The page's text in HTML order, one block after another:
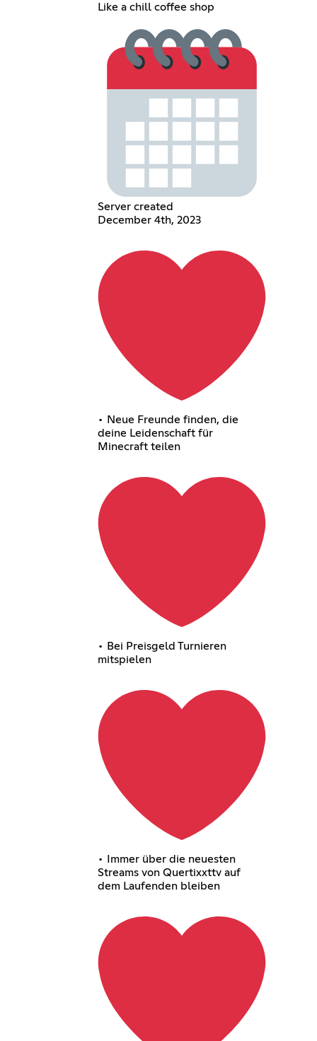
Like a chill coffee shop
Server created
December 4th, 2023
• Neue Freunde finden, die
deine Leidenschaft für
Minecraft teilen
• Bei Preisgeld Turnieren
mitspielen
• Immer über die neuesten
Streams von Quertixxttv auf
dem Laufenden bleiben